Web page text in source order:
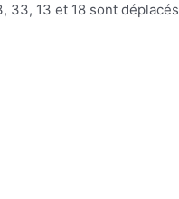
33, 13 et 18 sont déplacés